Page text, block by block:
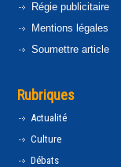
Régie publicitaire
Mentions légales
Soumettre article
Rubriques
Actualité
Culture
Débats